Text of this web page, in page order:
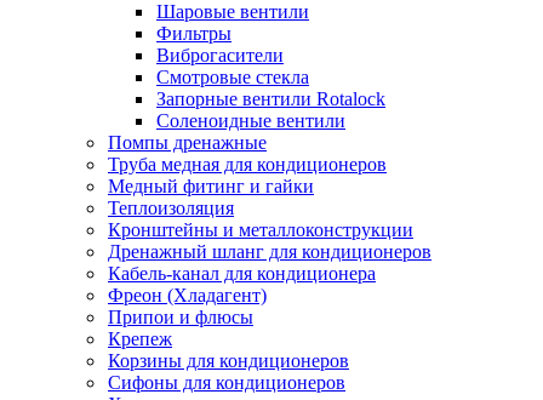
Шаровые вентили
Фильтры
Виброгасители
Смотровые стекла
Запорные вентили Rotalock
Соленоидные вентили
Помпы дренажные
Труба медная для кондиционеров
Медный фитинг и гайки
Теплоизоляция
Кронштейны и металлоконструкции
Дренажный шланг для кондиционеров
Кабель-канал для кондиционера
Фреон (Хладагент)
Припои и флюсы
Крепеж
Корзины для кондиционеров
Сифоны для кондиционеров